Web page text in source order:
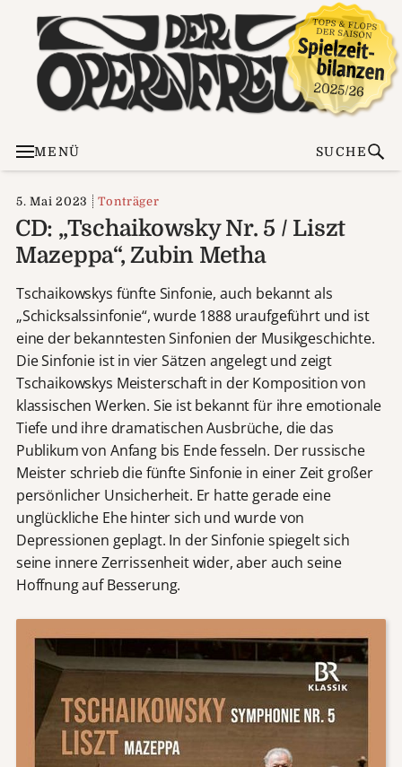
MENÜ SUCHE
5. Mai 2023 Tonträger
CD: „Tschaikowsky Nr. 5 / Liszt
Mazeppa“, Zubin Metha
Tschaikowskys fünfte Sinfonie, auch bekannt als
„Schicksalssinfonie“, wurde 1888 uraufgeführt und ist
eine der bekanntesten Sinfonien der Musikgeschichte.
Die Sinfonie ist in vier Sätzen angelegt und zeigt
Tschaikowskys Meisterschaft in der Komposition von
klassischen Werken. Sie ist bekannt für ihre emotionale
Tiefe und ihre dramatischen Ausbrüche, die das
Publikum von Anfang bis Ende fesseln. Der russische
Meister schrieb die fünfte Sinfonie in einer Zeit großer
persönlicher Unsicherheit. Er hatte gerade eine
unglückliche Ehe hinter sich und wurde von
Depressionen geplagt. In der Sinfonie spiegelt sich
seine innere Zerrissenheit wider, aber auch seine
Hoffnung auf Besserung.